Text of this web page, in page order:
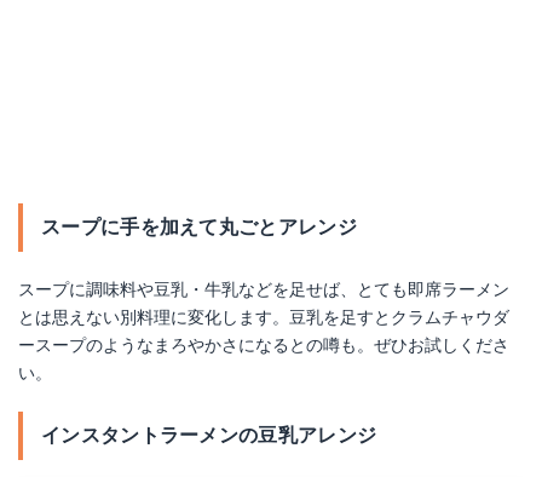
スープに手を加えて丸ごとアレンジ
スープに調味料や豆乳・牛乳などを足せば、とても即席ラーメン
とは思えない別料理に変化します。豆乳を足すとクラムチャウダ
ースープのようなまろやかさになるとの噂も。ぜひお試しくださ
い。
インスタントラーメンの豆乳アレンジ